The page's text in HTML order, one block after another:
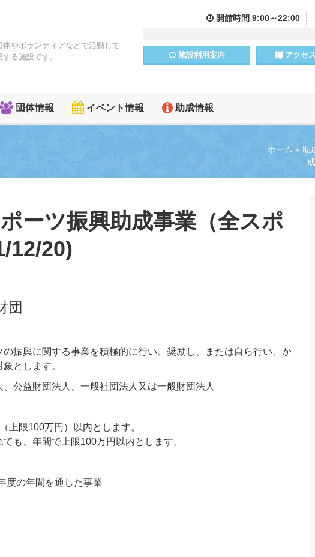
やボランティアなどで活動して
る施設です。
開館時間 9:00～22:00
施設利用案内 アクセス
団体情報 イベント情報 助成情報
ホーム » 助
ーツ振興助成事業（全スポ
12/20)
団
振興に関する事業を積極的に行い、奨励し、または自ら行い、か
とします。
公益財団法人、一般社団法人又は一般財団法人
上限100万円）以内とします。
も、年間で上限100万円以内とします。
度の年間を通した事業